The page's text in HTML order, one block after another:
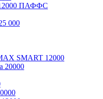
ПАФФС
000
SMART 12000
20000